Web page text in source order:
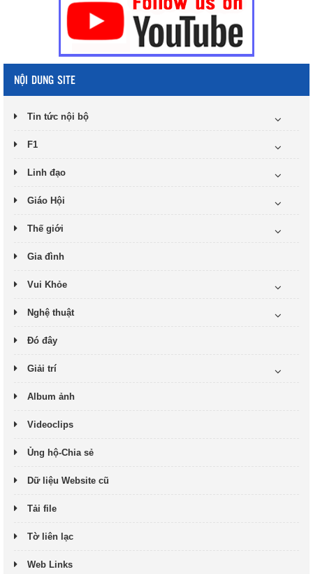
NỘI DUNG SITE
Tin tức nội bộ
F1
Linh đạo
Giáo Hội
Thế giới
Gia đình
Vui Khỏe
Nghệ thuật
Đó đây
Giải trí
Album ảnh
Videoclips
Ủng hộ-Chia sẻ
Dữ liệu Website cũ
Tải file
Tờ liên lạc
Web Links